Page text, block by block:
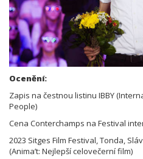
Ocenění:
Zapis na čestnou listinu IBBY
People)
Cena Conterchamps na Festival
2023 Sitges Film Festival, Tonda,
(Anima’t: Nejlepší celovečerní film)